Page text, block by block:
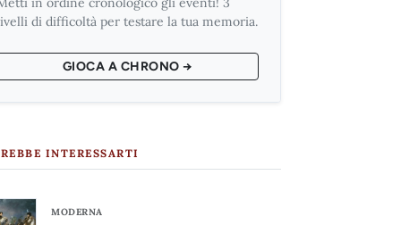
di difficoltà per testare la tua memoria.
GIOCA A CHRONO →
INTERESSARTI
MODERNA